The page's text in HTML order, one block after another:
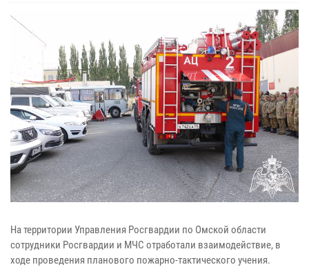
На территории Управления Росгвардии по Омской области
сотрудники Росгвардии и МЧС отработали взаимодействие, в
ходе проведения планового пожарно-тактического учения.